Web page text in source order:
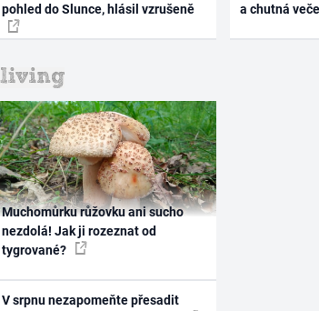
pohled do Slunce, hlásil vzrušeně
a chutná
Muchomůrku růžovku ani sucho
nezdolá! Jak ji rozeznat od
tygrované?
V srpnu nezapomeňte přesadit